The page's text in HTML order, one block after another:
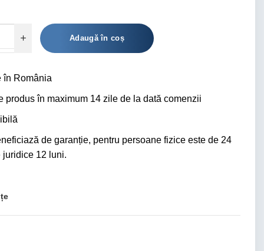
Adaugă în coș
România
produs în maximum 14 zile de la dată comenzii
de garanție, pentru persoane fizice este de 24
juridice 12 luni.